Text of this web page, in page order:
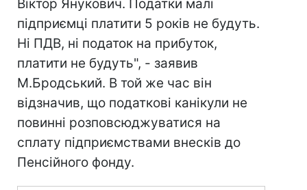
Віктор Янукович. Податки малі
підприємці платити 5 років не будуть.
Ні ПДВ, ні податок на прибуток,
платити не будуть", - заявив
М.Бродський. В той же час він
відзначив, що податкові канікули не
повинні розповсюджуватися на
сплату підприємствами внесків до
Пенсійного фонду.